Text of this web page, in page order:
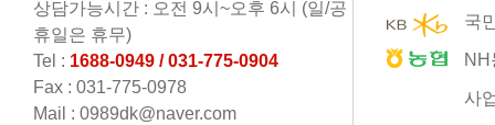
상담가능시간 : 오전 9시~오후 6시 (일/공
휴일은 휴무)
Tel : 1688-0949 / 031-775-0904
Fax : 031-775-0978
Mail : 0989dk@naver.com
국
사